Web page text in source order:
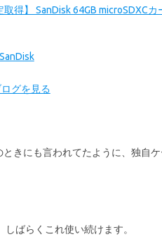
取得】 SanDisk 64GB microSDXC
SanDisk
グを見る
きにも言われてたように、独自
ばらくこれ使い続けます。